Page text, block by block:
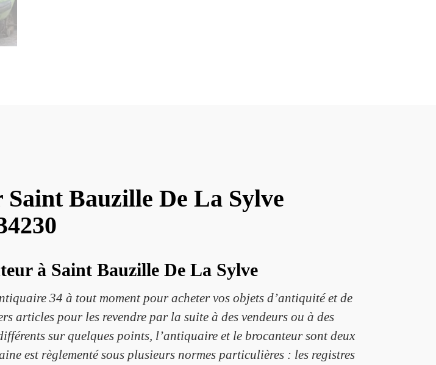
Bauzille De La Sylve
à Saint Bauzille De La Sylve
34 à tout moment pour acheter vos objets d’antiquité et de
articles pour les revendre par la suite à des vendeurs ou à des
sur quelques points, l’antiquaire et le brocanteur sont deux
est règlementé sous plusieurs normes particulières : les registres